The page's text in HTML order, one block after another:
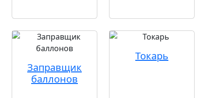
Заправщик
баллонов
Токарь